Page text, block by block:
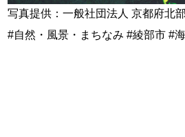
写真提供：一般社団法人 京都府北
#自然・風景・まちなみ #綾部市 #